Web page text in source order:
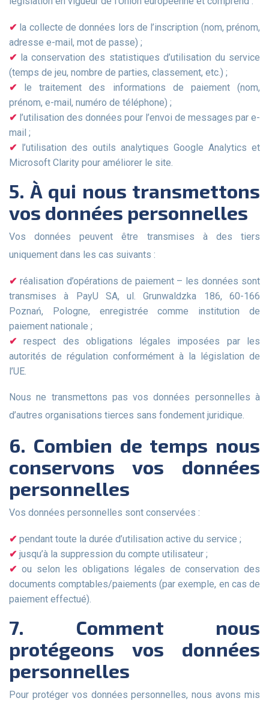
la collecte de données lors de l’inscription (nom, prénom,
adresse e-mail, mot de passe) ;
la conservation des statistiques d’utilisation du service
(temps de jeu, nombre de parties, classement, etc.) ;
le traitement des informations de paiement (nom,
prénom, e-mail, numéro de téléphone) ;
l’utilisation des données pour l’envoi de messages par e-
mail ;
l’utilisation des outils analytiques Google Analytics et
Microsoft Clarity pour améliorer le site.
5. À qui nous transmettons
vos données personnelles
Vos données peuvent être transmises à des tiers
uniquement dans les cas suivants :
réalisation d’opérations de paiement – les données sont
transmises à PayU SA, ul. Grunwaldzka 186, 60-166
Poznań, Pologne, enregistrée comme institution de
paiement nationale ;
respect des obligations légales imposées par les
autorités de régulation conformément à la législation de
l’UE.
Nous ne transmettons pas vos données personnelles à
d’autres organisations tierces sans fondement juridique.
6. Combien de temps nous
conservons vos données
personnelles
Vos données personnelles sont conservées :
pendant toute la durée d’utilisation active du service ;
jusqu’à la suppression du compte utilisateur ;
ou selon les obligations légales de conservation des
documents comptables/paiements (par exemple, en cas de
paiement effectué).
7. Comment nous
protégeons vos données
personnelles
Pour protéger vos données personnelles, nous avons mis